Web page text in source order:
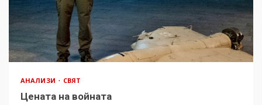
АНАЛИЗИ СВЯТ
Цената на войната